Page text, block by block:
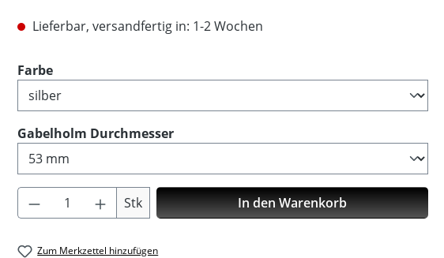
Lieferbar, versandfertig in: 1-2 Wochen
Farbeauswählen
Gabelholm Durchmesserauswählen
Produkt Anzahl: Gib den gewünschten Wert
Stk In den Warenkorb
Zum Merkzettel hinzufügen